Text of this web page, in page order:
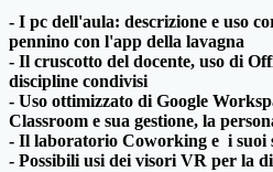
- I pc dell'aula: descrizione e uso
pennino con l'app della lavagna
- Il cruscotto del docente, uso di
discipline condivisi
- Uso ottimizzato di Google
Classroom e sua gestione, la
- Il laboratorio Coworking e i suoi
- Possibili usi dei visori VR per la